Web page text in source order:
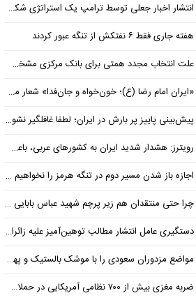
انتشار اخبار جعلی توسط ترامپ یک استراتژی شکست خورده است
هفته جاری فقط ۶ نفتکش از تنگه عبور کردند
علت انتخاب مجدد همتی برای بانک مرکزی مشخص شد: پزشکیان هنوز هم متوجه نشده است چرا همتی استیضاح شد!
«ایران امام رضا (ع)؛ خون‌خواه و جان‌فدا» شعار محوری دهه پایانی صفر شد
پیش‌بینی پاییز پر بارش در ایران؛ لطفا غافلگیر نشوید
رویترز: هشدار شدید ایران به کشورهای عربی، باعث توقف حمله آمریکا شد
اجازه باز شدن مسیر دوم در تنگه هرمز را نخواهیم داد
چرا حتی منتقدان هم زیر پرچم شهید عباس بابایی ایستادند؟
دستگیری عامل انتشار مطالب توهین‌آمیز علیه زائران اربعین در فضای مجازی
مواضع مزدوران سعودی را با موشک بالستیک و پهپاد در هم شکستیم
ضربه مغزی بیش از ۷۰۰ نظامی آمریکایی در حملات ایران